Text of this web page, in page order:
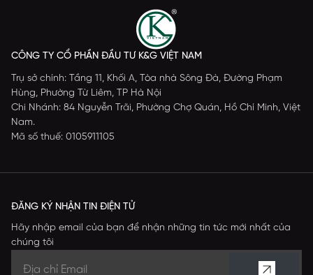
CÔNG TY CỔ PHẦN ĐẦU TƯ K&G VIỆT NAM
Trụ sở chính: Tầng 11, Khối A, Tòa nhà Sông Đà, Đường Phạm
Hùng, Phường Từ Liêm, TP Hà Nội
Chi Nhánh: 84 Nguyễn Trãi, Phường Chợ Quán, Hồ Chí Minh, Việt
Nam.
Mã số thuế: 0105911105
ĐĂNG KÝ NHẬN TIN ĐIỆN TỬ
Hãy nhập email của bạn để nhận những tin tức mới nhất của
chúng tôi